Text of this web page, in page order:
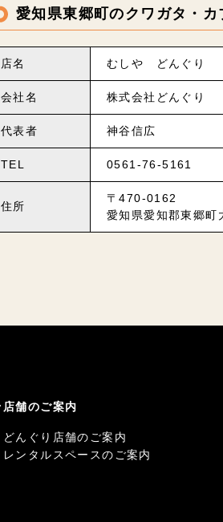
愛知県東郷町のクワガタ・
店名 むしや どんぐり
会社名 株式会社どんぐり
代表者 神谷信広
TEL 0561-76-5161
住所
〒470-0162
愛知県愛知郡東郷町
店舗のご案内
どんぐり店舗のご案内
レンタルスペースのご案内